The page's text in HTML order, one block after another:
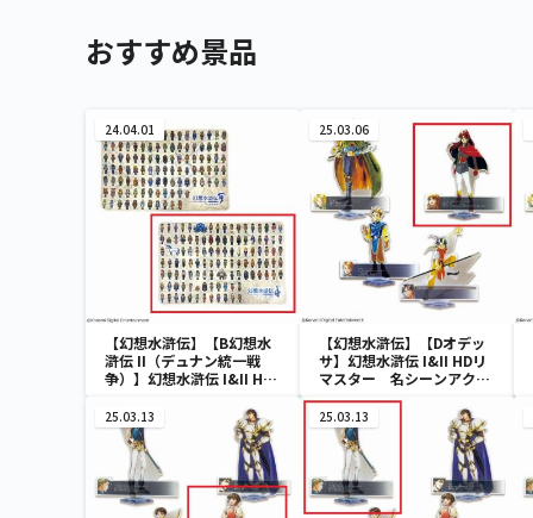
おすすめ景品
24.04.01
【幻想水滸伝】【B幻想水
滸伝 II（デュナン統一戦
争）】幻想水滸伝 I&II HD
ランケット
25.03.06
【幻想水滸伝】【Dオデッ
サ】幻想水滸伝 I&II HDリ
マスター 名シーンアクリ
ルスタンドVol.1
25.03.13 25.03.13